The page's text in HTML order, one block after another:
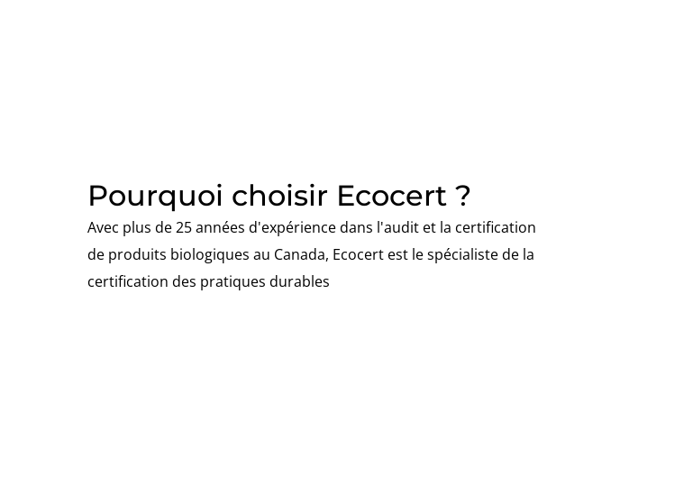
Pourquoi choisir Ecocert ?
Avec plus de 25 années d'expérience dans l'audit et la certification
de produits biologiques au Canada, Ecocert est le spécialiste de la
certification des pratiques durables